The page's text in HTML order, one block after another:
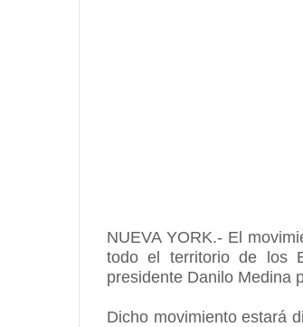
NUEVA YORK.- El
todo el territorio de los
presidente Danilo Medina
Dicho movimiento estará